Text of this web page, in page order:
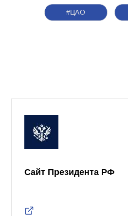
#ЦАО
Сайт Президента РФ